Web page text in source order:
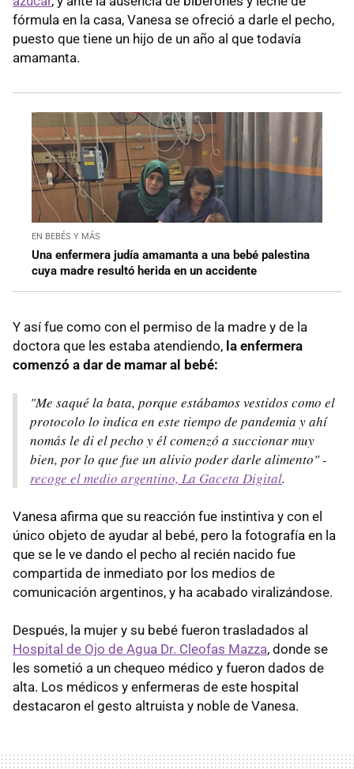
fórmula en la casa, Vanesa se ofreció a darle el pecho,
puesto que tiene un hijo de un año al que todavía
amamanta.
EN BEBÉS Y MÁS
Una enfermera judía amamanta a una bebé palestina
cuya madre resultó herida en un accidente
Y así fue como con el permiso de la madre y de la
doctora que les estaba atendiendo, la enfermera
comenzó a dar de mamar al bebé:
"Me saqué la bata, porque estábamos vestidos como el
protocolo lo indica en este tiempo de pandemia y ahí
nomás le di el pecho y él comenzó a succionar muy
bien, por lo que fue un alivio poder darle alimento" -
recoge el medio argentino, La Gaceta Digital.
Vanesa afirma que su reacción fue instintiva y con el
único objeto de ayudar al bebé, pero la fotografía en la
que se le ve dando el pecho al recién nacido fue
compartida de inmediato por los medios de
comunicación argentinos, y ha acabado viralizándose.
Después, la mujer y su bebé fueron trasladados al
Hospital de Ojo de Agua Dr. Cleofas Mazza, donde se
les sometió a un chequeo médico y fueron dados de
alta. Los médicos y enfermeras de este hospital
destacaron el gesto altruista y noble de Vanesa.